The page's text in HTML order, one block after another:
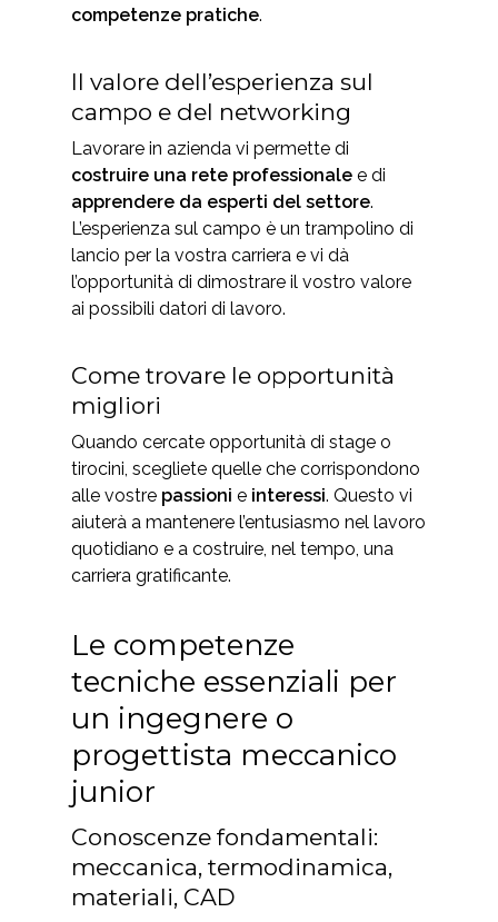
competenze pratiche.
Il valore dell’esperienza sul
campo e del networking
Lavorare in azienda vi permette di
costruire una rete professionale e di
apprendere da esperti del settore.
L’esperienza sul campo è un trampolino di
lancio per la vostra carriera e vi dà
l’opportunità di dimostrare il vostro valore
ai possibili datori di lavoro.
Come trovare le opportunità
migliori
Quando cercate opportunità di stage o
tirocini, scegliete quelle che corrispondono
alle vostre passionie interessi. Questo vi
aiuterà a mantenere l’entusiasmo nel lavoro
quotidiano e a costruire, nel tempo, una
carriera gratificante.
Le competenze
tecniche essenziali per
un ingegnere o
progettista meccanico
junior
Conoscenze fondamentali:
meccanica, termodinamica,
materiali, CAD